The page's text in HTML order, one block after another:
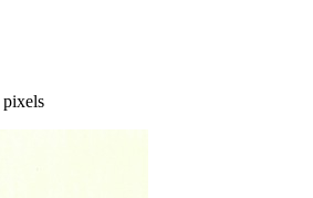
pixels